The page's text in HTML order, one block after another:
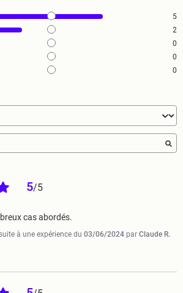
5
2
0
0
0
5/5
cas abordés.
à une expérience du 03/06/2024 par Claude R.